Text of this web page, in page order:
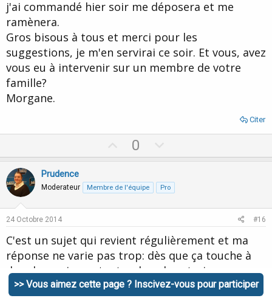
j'ai commandé hier soir me déposera et me
ramènera.
Gros bisous à tous et merci pour les
suggestions, je m'en servirai ce soir. Et vous, avez
vous eu à intervenir sur un membre de votre
famille?
Morgane.
Citer
p
o
0
o
n
t
e
Prudence
Moderateur Membre de l'équipe Pro
24 Octobre 2014 #16
C'est un sujet qui revient régulièrement et ma
réponse ne varie pas trop: dès que ça touche à
des choses importantes, lourdes etc. je
n'approche pas de mes proches. Je dépanne juste
>> Vous aimez cette page ? Inscivez-vous pour participer